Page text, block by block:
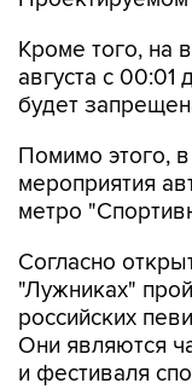
Кроме того, на
августа с 00:01
будет
Помимо этого,
мероприятия
метро
Согласно
"Лужниках"
российских
Они являются
и фестиваля